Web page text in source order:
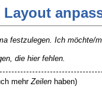
festzulegen. Ich möchte/
die hier fehlen.
mehr Zeilen haben)